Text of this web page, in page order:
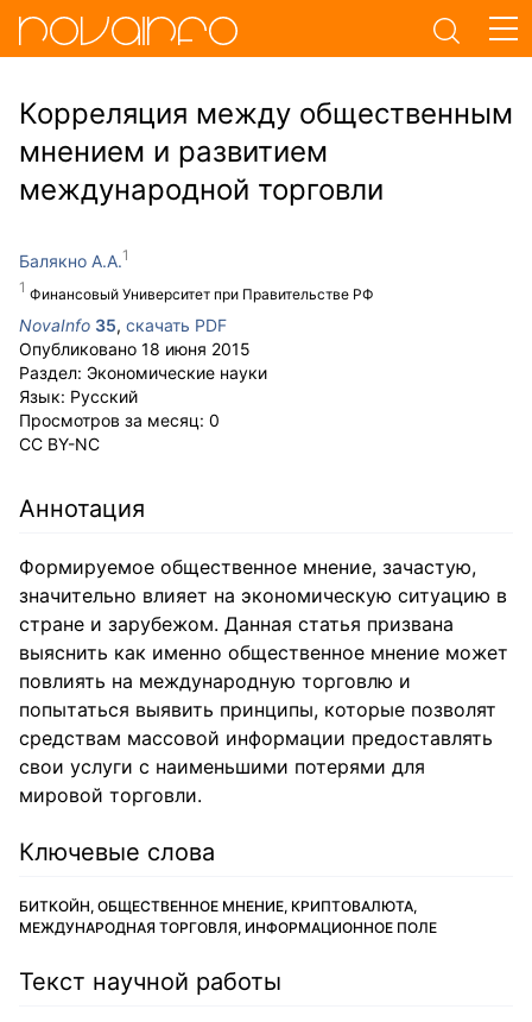
Корреляция между общественным
мнением и развитием
международной торговли
Балякно А.А.
Финансовый Университет при Правительстве РФ
NovaInfo 35, скачать PDF
Опубликовано 18 июня 2015
Раздел: Экономические науки
Язык: Русский
Просмотров за месяц: 0
CC BY-NC
Аннотация
Формируемое общественное мнение, зачастую,
значительно влияет на экономическую ситуацию в
стране и зарубежом. Данная статья призвана
выяснить как именно общественное мнение может
повлиять на международную торговлю и
попытаться выявить принципы, которые позволят
средствам массовой информации предоставлять
свои услуги с наименьшими потерями для
мировой торговли.
Ключевые слова
БИТКОЙН, ОБЩЕСТВЕННОЕ МНЕНИЕ, КРИПТОВАЛЮТА,
МЕЖДУНАРОДНАЯ ТОРГОВЛЯ, ИНФОРМАЦИОННОЕ ПОЛЕ
Текст научной работы